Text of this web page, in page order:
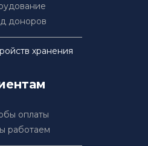
доноров
хранения
оплаты
работаем